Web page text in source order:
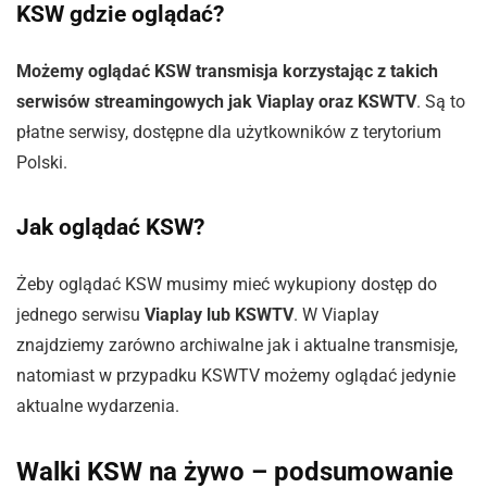
KSW gdzie oglądać?
Możemy oglądać KSW transmisja korzystając z takich
serwisów streamingowych jak Viaplay oraz KSWTV. Są to
płatne serwisy, dostępne dla użytkowników z terytorium
Polski.
Jak oglądać KSW?
Żeby oglądać KSW musimy mieć wykupiony dostęp do
jednego serwisu Viaplay lub KSWTV. W Viaplay
znajdziemy zarówno archiwalne jak i aktualne transmisje,
natomiast w przypadku KSWTV możemy oglądać jedynie
aktualne wydarzenia.
Walki KSW na żywo – podsumowanie